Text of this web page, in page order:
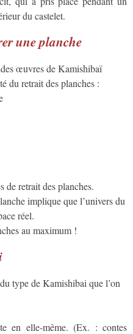
du castelet.
une planche
œuvres de Kamishibaï
du retrait des planches :
de retrait des planches.
implique que l’univers du
réel.
au maximum !
type de Kamishibai que l’on
en elle-même. (Ex. : contes